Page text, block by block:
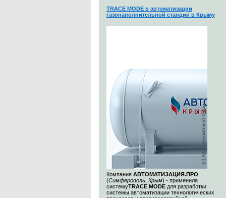
TRACE MODE в автоматизации
газонаполнительной станции в Крыму
Компания АВТОМАТИЗАЦИЯ.ПРО
(Симферополь, Крым) - применила
системуTRACE MODE для разработки
системы автоматизации технологических